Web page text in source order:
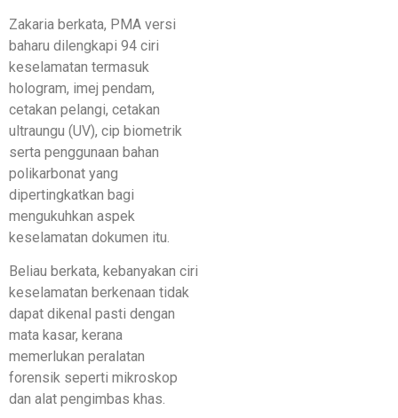
Zakaria berkata, PMA versi
baharu dilengkapi 94 ciri
keselamatan termasuk
hologram, imej pendam,
cetakan pelangi, cetakan
ultraungu (UV), cip biometrik
serta penggunaan bahan
polikarbonat yang
dipertingkatkan bagi
mengukuhkan aspek
keselamatan dokumen itu.
Beliau berkata, kebanyakan ciri
keselamatan berkenaan tidak
dapat dikenal pasti dengan
mata kasar, kerana
memerlukan peralatan
forensik seperti mikroskop
dan alat pengimbas khas.